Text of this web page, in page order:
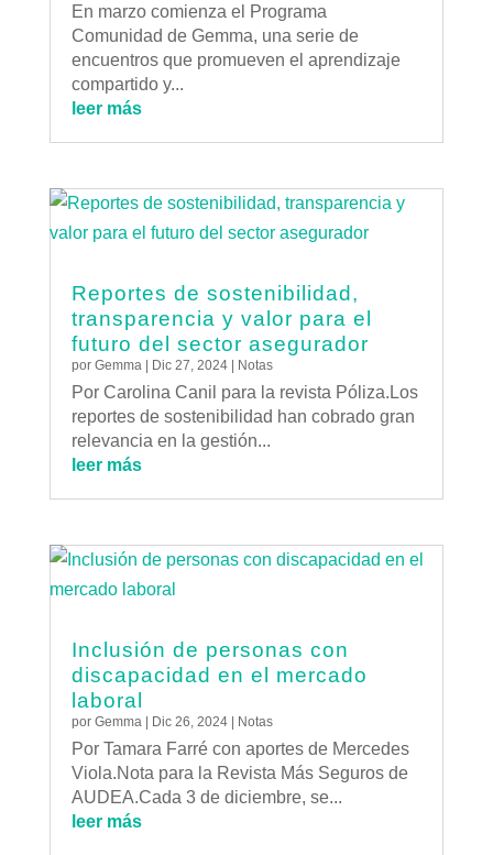
En marzo comienza el Programa
Comunidad de Gemma, una serie de
encuentros que promueven el aprendizaje
compartido y...
leer más
Reportes de sostenibilidad,
transparencia y valor para el
futuro del sector asegurador
por Gemma| Dic 27, 2024| Notas
Por Carolina Canil para la revista Póliza.Los
reportes de sostenibilidad han cobrado gran
relevancia en la gestión...
leer más
Inclusión de personas con
discapacidad en el mercado
laboral
por Gemma| Dic 26, 2024| Notas
Por Tamara Farré con aportes de Mercedes
Viola.Nota para la Revista Más Seguros de
AUDEA.Cada 3 de diciembre, se...
leer más